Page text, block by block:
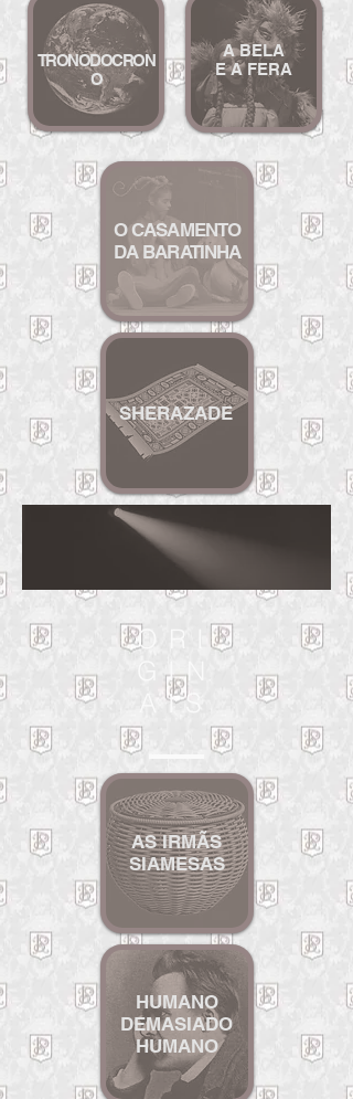
A BELA
E A FERA
TRONODOCRON
O
O CASAMENTO
DA BARATINHA
SHERAZADE
ORI
GIN
AIS
AS IRMÃS
SIAMESAS
HUMANO
DEMASIADO
HUMANO